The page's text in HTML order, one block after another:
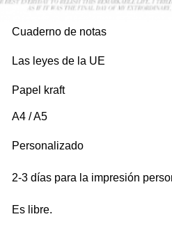
Cuaderno de notas
Las leyes de la UE
Papel kraft
A4 / A5
Personalizado
2-3 días para la impresión
Es libre.